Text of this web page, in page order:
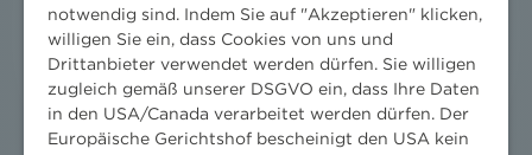
DER NEWS ALERT JUNI 2026 IST DA!
18. Juni 2026
Jetzt die neuesten Rechts-Updates holen.
notwendig sind. Indem Sie auf "Akzeptieren" klicken,
willigen Sie ein, dass Cookies von uns und
Drittanbieter verwendet werden dürfen. Sie willigen
zugleich gemäß unserer DSGVO ein, dass Ihre Daten
in den USA/Canada verarbeitet werden dürfen. Der
Europäische Gerichtshof bescheinigt den USA kein